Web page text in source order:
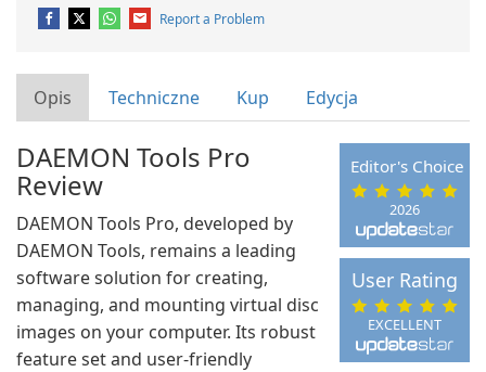
Report a Problem
Opis Techniczne Kup Edycja
2026
Editor's Choice
EXCELLENT
User Rating
DAEMON Tools Pro
Review
DAEMON Tools Pro, developed by
DAEMON Tools, remains a leading
software solution for creating,
managing, and mounting virtual disc
images on your computer. Its robust
feature set and user-friendly